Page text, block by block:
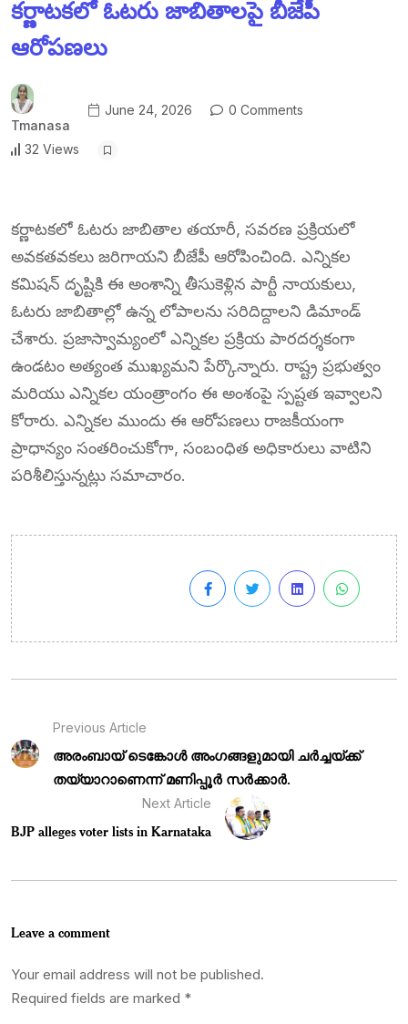
కర్ణాటకలో ఓటరు జాబితాలపై బీజేపీ
ఆరోపణలు
Tmanasa
June 24, 2026 0 Comments
32 Views
కర్ణాటకలో ఓటరు జాబితాల తయారీ, సవరణ ప్రక్రియలో
అవకతవకలు జరిగాయని బీజేపీ ఆరోపించింది. ఎన్నికల
కమిషన్ దృష్టికి ఈ అంశాన్ని తీసుకెళ్లిన పార్టీ నాయకులు,
ఓటరు జాబితాల్లో ఉన్న లోపాలను సరిదిద్దాలని డిమాండ్
చేశారు. ప్రజాస్వామ్యంలో ఎన్నికల ప్రక్రియ పారదర్శకంగా
ఉండటం అత్యంత ముఖ్యమని పేర్కొన్నారు. రాష్ట్ర ప్రభుత్వం
మరియు ఎన్నికల యంత్రాంగం ఈ అంశంపై స్పష్టత ఇవ్వాలని
కోరారు. ఎన్నికల ముందు ఈ ఆరోపణలు రాజకీయంగా
ప్రాధాన్యం సంతరించుకోగా, సంబంధిత అధికారులు వాటిని
పరిశీలిస్తున్నట్లు సమాచారం.
Previous Article
അരംബായ് ടെങ്കോൾ അംഗങ്ങളുമായി ചർച്ചയ്ക്ക്
തയ്യാറാണെന്ന് മണിപ്പൂർ സർക്കാർ.
Next Article
BJP alleges voter lists in Karnataka
Leave a comment
Your email address will not be published.
Required fields are marked *